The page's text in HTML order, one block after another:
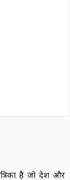
है जो देश और